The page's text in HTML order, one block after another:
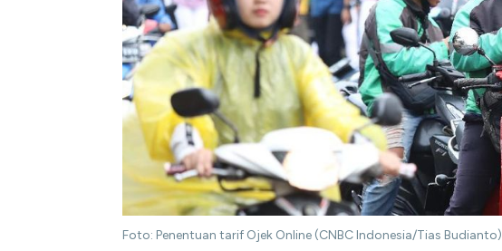
Foto: Penentuan tarif Ojek Online (CNBC Indonesia/Tias Budianto)